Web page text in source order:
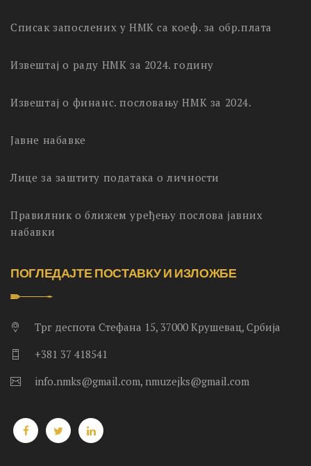
Списак запослених у НМК са коеф. за обр.плата
Извештај о раду НМК за 2024. годину
Извештај о финанс. пословању НМК за 2024.
Јавне набавке
Лице за заштиту података о личности
Правилник о ближем уређењу послова јавних
набавки
ПОГЛЕДАЈТЕ ПОСТАВКУ И ИЗЛОЖБЕ
Трг деспота Стефана 15, 37000 Крушевац, Србија
+381 37 418541
info.nmks@gmail.com, nmuzejks@gmail.com